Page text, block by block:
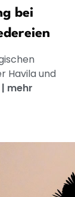
bei
Havila und
| mehr